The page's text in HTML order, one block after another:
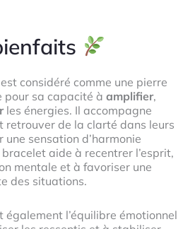
considéré comme une pierre
pour sa capacité à amplifier,
les énergies. Il accompagne
retrouver de la clarté dans leurs
sensation d’harmonie
aide à recentrer l’esprit,
mentale et à favoriser une
des situations.
également l’équilibre émotionnel